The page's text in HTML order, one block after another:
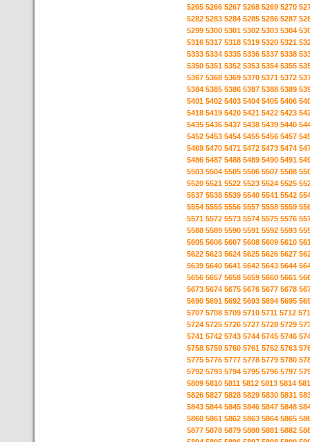
5265 5266 5267 5268 5269 5270
5282 5283 5284 5285 5286 5287
5299 5300 5301 5302 5303 5304
5316 5317 5318 5319 5320 5321
5333 5334 5335 5336 5337 5338
5350 5351 5352 5353 5354 5355
5367 5368 5369 5370 5371 5372
5384 5385 5386 5387 5388 5389
5401 5402 5403 5404 5405 5406
5418 5419 5420 5421 5422 5423
5435 5436 5437 5438 5439 5440
5452 5453 5454 5455 5456 5457
5469 5470 5471 5472 5473 5474
5486 5487 5488 5489 5490 5491
5503 5504 5505 5506 5507 5508
5520 5521 5522 5523 5524 5525
5537 5538 5539 5540 5541 5542
5554 5555 5556 5557 5558 5559
5571 5572 5573 5574 5575 5576
5588 5589 5590 5591 5592 5593
5605 5606 5607 5608 5609 5610
5622 5623 5624 5625 5626 5627
5639 5640 5641 5642 5643 5644
5656 5657 5658 5659 5660 5661
5673 5674 5675 5676 5677 5678
5690 5691 5692 5693 5694 5695
5707 5708 5709 5710 5711 5712
5724 5725 5726 5727 5728 5729
5741 5742 5743 5744 5745 5746
5758 5759 5760 5761 5762 5763
5775 5776 5777 5778 5779 5780
5792 5793 5794 5795 5796 5797
5809 5810 5811 5812 5813 5814
5826 5827 5828 5829 5830 5831
5843 5844 5845 5846 5847 5848
5860 5861 5862 5863 5864 5865
5877 5878 5879 5880 5881 5882